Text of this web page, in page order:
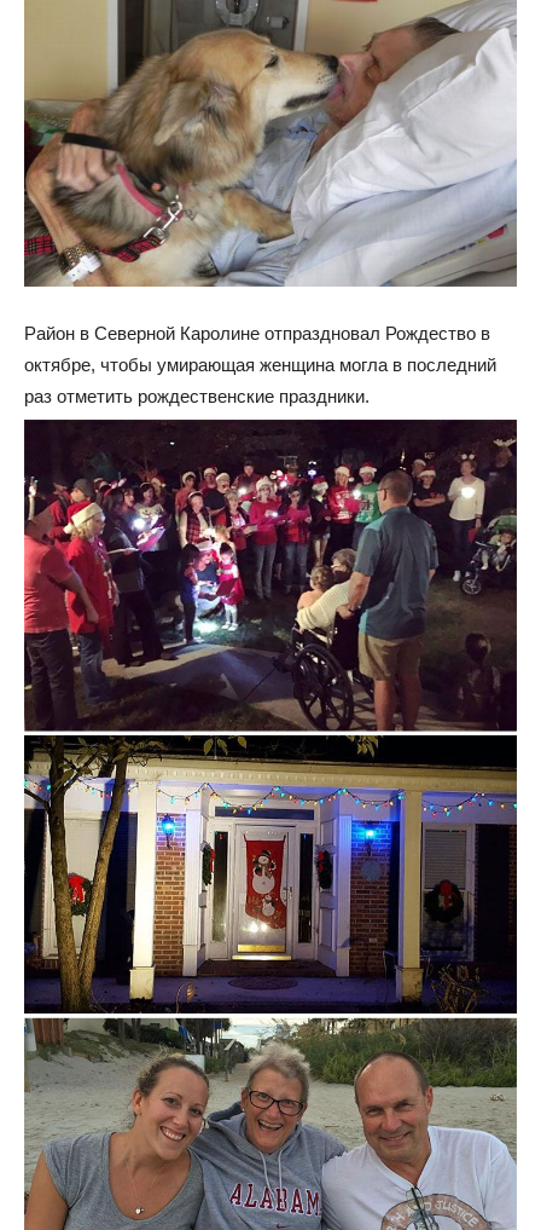
Район в Северной Каролине отпраздновал Рождество в
октябре, чтобы умирающая женщина могла в последний
раз отметить рождественские праздники.